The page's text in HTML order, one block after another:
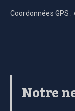
Coordonnées GPS :
Notre